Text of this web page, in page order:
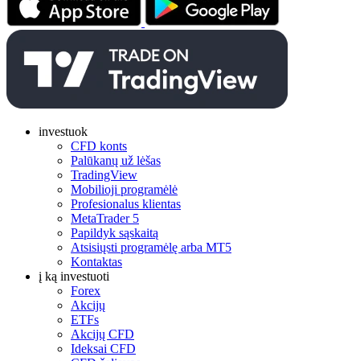
investuok
CFD konts
Palūkanų už lėšas
TradingView
Mobilioji programėlė
Profesionalus klientas
MetaTrader 5
Papildyk sąskaitą
Atsisiųsti programėlę arba MT5
Kontaktas
į ką investuoti
Forex
Akcijų
ETFs
Akcijų CFD
Ideksai CFD